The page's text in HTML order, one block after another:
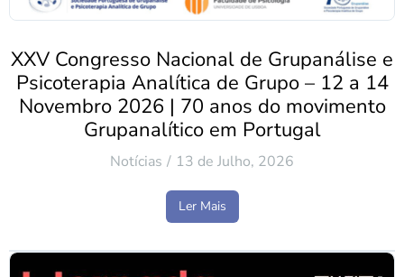
XXV Congresso Nacional de Grupanálise e
Psicoterapia Analítica de Grupo – 12 a 14
Novembro 2026 | 70 anos do movimento
Grupanalítico em Portugal
Notícias 13 de Julho, 2026
Ler Mais